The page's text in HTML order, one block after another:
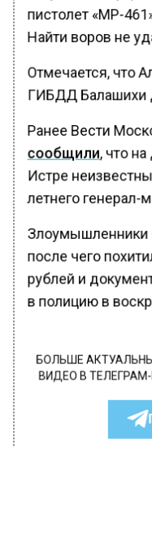
пистолет «МР-
Найти воров не
Отмечается, что
ГИБДД Балашихи
Ранее Вести
сообщили, что
Истре
летнего генерал-
Злоумышленники
после чего
рублей и
в полицию в
БОЛЬШЕ
ВИДЕО В